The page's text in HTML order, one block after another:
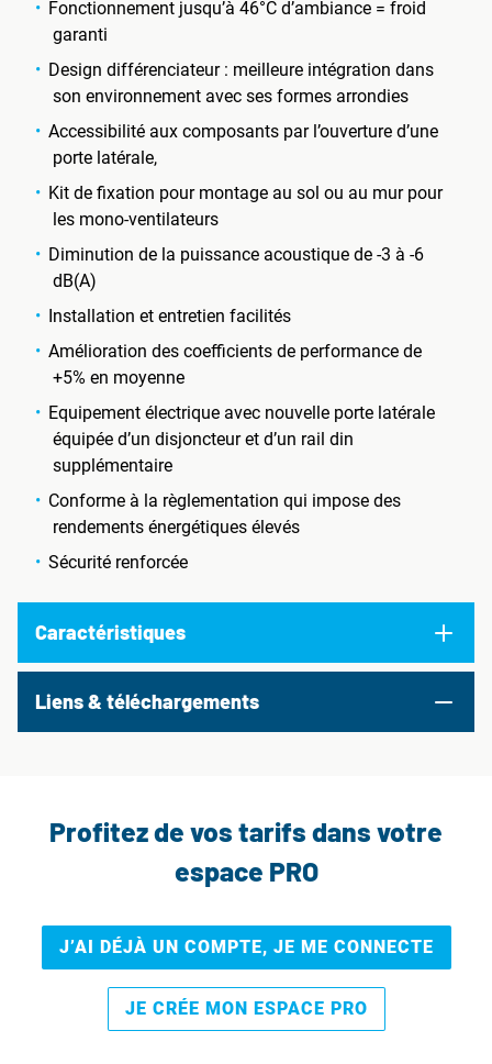
Fonctionnement jusqu’à 46°C d’ambiance = froid
garanti
Design différenciateur : meilleure intégration dans
son environnement avec ses formes arrondies
Accessibilité aux composants par l’ouverture d’une
porte latérale,
Kit de fixation pour montage au sol ou au mur pour
les mono-ventilateurs
Diminution de la puissance acoustique de -3 à -6
dB(A)
Installation et entretien facilités
Amélioration des coefficients de performance de
+5% en moyenne
Equipement électrique avec nouvelle porte latérale
équipée d’un disjoncteur et d’un rail din
supplémentaire
Conforme à la règlementation qui impose des
rendements énergétiques élevés
Sécurité renforcée
Caractéristiques
Liens & téléchargements
Profitez de vos tarifs dans votre
espace PRO
J’AI DÉJÀ UN COMPTE, JE ME CONNECTE
JE CRÉE MON ESPACE PRO